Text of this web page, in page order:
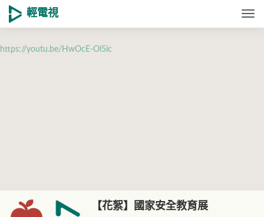
輕電視
https://youtu.be/HwOcE-Ol5ic
【花絮】國家安全教育展